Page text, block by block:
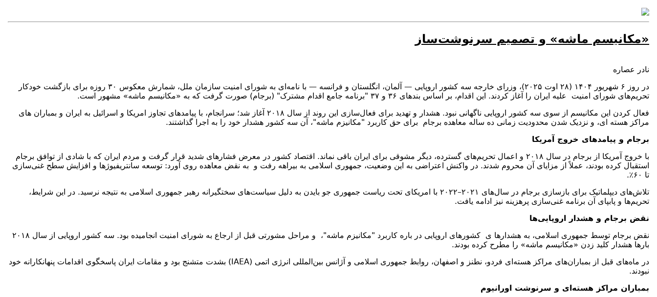
«مکانیسم ماشه» و تصمیم سرنوشت‌ساز
نادر عصاره
در روز ۶ شهریور ۱۴۰۴ (۲۸ اوت ۲۰۲۵)، وزرای خارجه سه کشور اروپایی — آلمان، انگلستان و فرانسه — با نامه‌ای به شورای امنیت سازمان ملل، شمارش معکوس ۳۰ روزه برای بازگشت خودکار
تحریم‌های شورای امنیت علیه ایران را آغاز کردند. این اقدام، بر اساس بندهای ۳۶ و ۳۷ "برنامه جامع اقدام مشترک" (برجام) صورت گرفت که به «مکانیسم ماشه» مشهور است.
فعال کردن این مکانیسم از سوی سه کشور اروپایی ناگهانی نبود. هشدار و تهدید برای فعال‌سازی این روند از سال ۲۰۱۸ آغاز شد؛ سرانجام، با پیامدهای تجاوز امریکا و اسرائیل به ایران و بمباران های
مراکز هسته ای، و نزدیک شدن محدودیت زمانی ده ساله معاهده برجام برای حق کاربرد "مکانیزم ماشه"، آن سه کشور هشدار خود را به اجرا گذاشتند.
برجام و پیامدهای خروج آمریکا
با خروج آمریکا از برجام در سال ۲۰۱۸ و اعمال تحریم‌های گسترده، دیگر مشوقی برای ایران باقی نماند. اقتصاد کشور در معرض فشارهای شدید قرار گرفت و مردم ایران که با شادی از توافق برجام
استقبال کرده بودند، عملاً از مزایای آن محروم شدند. در واکنش اعتراضی به این وضعیت، جمهوری اسلامی به بیراهه رفت و به نقض معاهده روی آورد: توسعه سانتریفیوژها و افزایش سطح غنی‌سازی
تا ۶۰٪.
تلاش‌های دیپلماتیک برای بازسازی برجام در سال‌های ۲۰۲۱–۲۰۲۲ با امریکای تحت ریاست جمهوری جو بایدن به دلیل سیاست‌های سختگیرانه رهبر جمهوری اسلامی به نتیجه نرسید. در این شرایط،
تحریم‌ها و پابپای آن برنامه غنی‌سازی پرهزینه نیز ادامه یافت.
نقض برجام و هشدار اروپایی‌ها
نقض برجام توسط جمهوری اسلامی، به هشدارها ی کشورهای اروپایی در باره کاربرد "مکانیزم ماشه"، و مراحل مشورتی قبل از ارجاع به شورای امنیت انجامیده بود. سه کشور اروپایی از سال ۲۰۱۸
بارها هشدار کلید زدن «مکانیسم ماشه» را مطرح کرده بودند.
در ماه‌های قبل از بمباران‌های مراکز هسته‌ای فردو، نطنز و اصفهان، روابط جمهوری اسلامی و آژانس بین‌المللی انرژی اتمی (IAEA) بشدت متشنج بود و مقامات ایران پاسخگوی اقدامات پنهانکارانه خود
نبودند.
بمباران مراکز هسته‌ای و سرنوشت اورانیوم